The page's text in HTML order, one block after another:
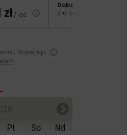
zł/ os.
Dobry
210 opinii
Wakacje.pl
Pt So
Nd